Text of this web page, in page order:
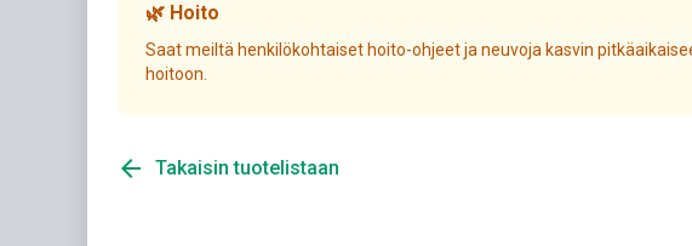
🌿 Hoito
Saat meiltä henkilökohtaiset hoito-ohjeet ja neuvoja kasvin
hoitoon.
arrow_back Takaisin tuotelistaan